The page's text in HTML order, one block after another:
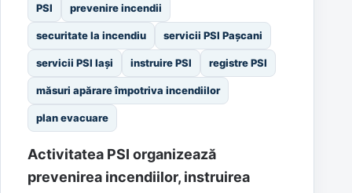
PSI prevenire incendii
securitate la incendiu servicii PSI Pașcani
servicii PSI Iași instruire PSI registre PSI
măsuri apărare împotriva incendiilor
plan evacuare
Activitatea PSI organizează
prevenirea incendiilor, instruirea